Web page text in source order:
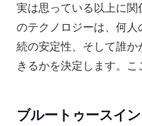
実は思っている以上に
のテクノロジーは、何
続の安定性、そして誰
きるかを決定します。こ
ブルートゥースイ